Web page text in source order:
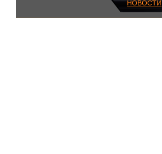
НОВОСТИ